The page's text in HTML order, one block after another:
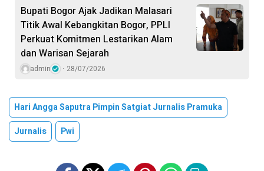
Bupati Bogor Ajak Jadikan Malasari
Titik Awal Kebangkitan Bogor, PPLI
Perkuat Komitmen Lestarikan Alam
dan Warisan Sejarah
admin 28/07/2026
Hari Angga Saputra Pimpin Satgiat Jurnalis Pramuka
Jurnalis
Pwi